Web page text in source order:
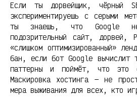
Если ты дорвейщик, чёрный
экспериментируешь с серыми
ты знаешь, что Google
подозрительный сайт, дорвей,
«слишком оптимизированный»
бан, если бот Google вычислит
паттерны и поймёт, что это
Маскировка хостинга — не
мера выживания для всех, кто